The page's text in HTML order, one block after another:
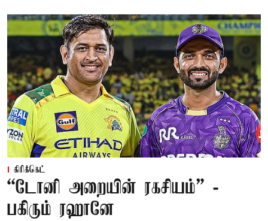
கிரிக்கெட்
“டோனி அறையின் ரகசியம்” -
பகிரும் ரஹானே